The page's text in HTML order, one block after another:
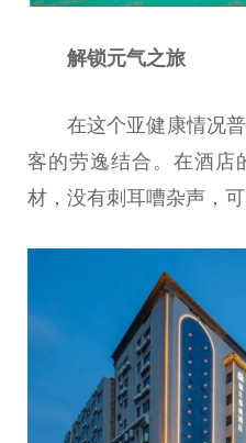
解锁元气之旅
在这个亚健康情况
客的劳逸结合。在酒店
材，没有刺耳嘈杂声，